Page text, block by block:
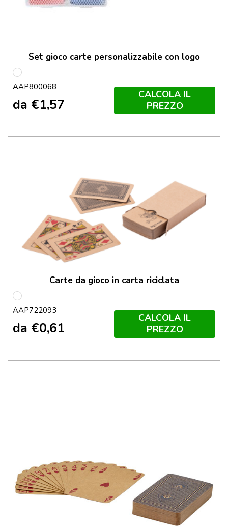
Set gioco carte personalizzabile con logo
multicolore
AAP800068
da €1,57
CALCOLA IL
PREZZO
Carte da gioco in carta riciclata
multicolore
AAP722093
da €0,61
CALCOLA IL
PREZZO